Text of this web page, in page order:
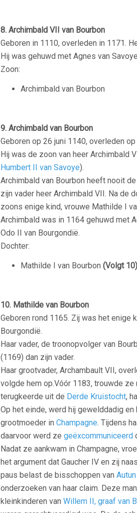
8. Archimbald VII van Bourbon
Geboren in 1110, overleden in 1171.
Hij was gehuwd met Agnes van
Zoon:
Archimbald van Bourbon
9. Archimbald van Bourbon
Geboren op 26 juni 1140, overleden
Hij was de zoon van heer Archimbald
Humbert II van Savoye).
Archimbald van Bourbon heeft nooit
zijn vader heer Archimbald VII. Na de
zoons enige kind, vrouwe Mathilde I
Archimbald was in 1164 gehuwd met
Odo II van Bourgondië.
Dochter:
Mathilde I van Bourbon (Volgt 10)
10. Mathilde van Bourbon
Geboren rond 1165. Zij was het enige
Bourgondië.
Haar vader, de troonopvolger van
(1169) dan zijn vader.
Haar grootvader, Archambault VII,
volgde hem op.Vóór 1183, trouwde ze
terugkeerde uit de Derde Kruistocht,
Op het einde, werd hij gewelddadig
grootmoeder in Champagne. Tijdens
daarvoor werd ze geëxcommuniceerd
Nadat ze aankwam in Champagne,
het argument dat Gaucher IV en zij
paus belast de bisschoppen van Autun
onderzoeken van haar claim. Deze
kleinkinderen van Willem II, graaf van